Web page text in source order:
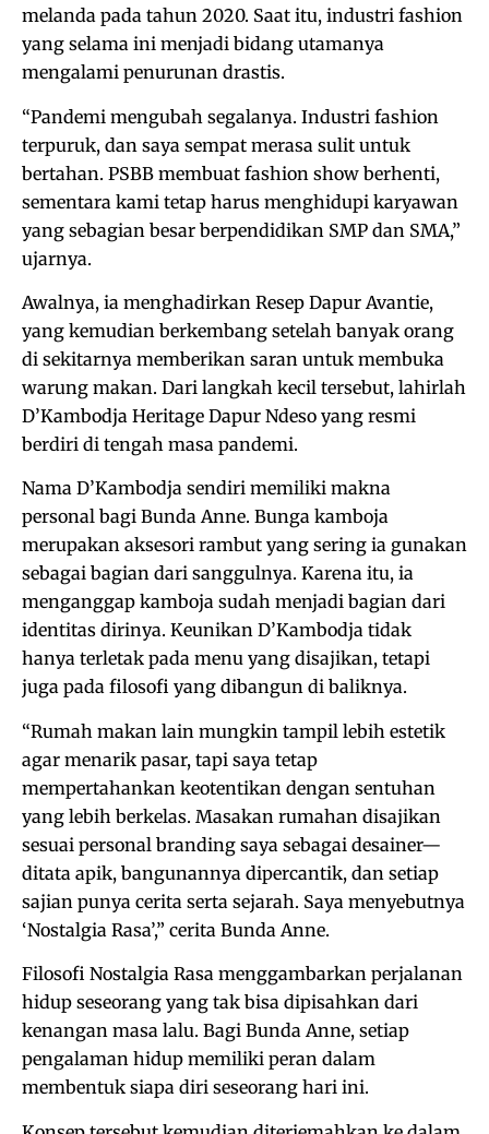
melanda pada tahun 2020. Saat itu, industri fashion
yang selama ini menjadi bidang utamanya
mengalami penurunan drastis.
“Pandemi mengubah segalanya. Industri fashion
terpuruk, dan saya sempat merasa sulit untuk
bertahan. PSBB membuat fashion show berhenti,
sementara kami tetap harus menghidupi karyawan
yang sebagian besar berpendidikan SMP dan SMA,”
ujarnya.
Awalnya, ia menghadirkan Resep Dapur Avantie,
yang kemudian berkembang setelah banyak orang
di sekitarnya memberikan saran untuk membuka
warung makan. Dari langkah kecil tersebut, lahirlah
D’Kambodja Heritage Dapur Ndeso yang resmi
berdiri di tengah masa pandemi.
Nama D’Kambodja sendiri memiliki makna
personal bagi Bunda Anne. Bunga kamboja
merupakan aksesori rambut yang sering ia gunakan
sebagai bagian dari sanggulnya. Karena itu, ia
menganggap kamboja sudah menjadi bagian dari
identitas dirinya. Keunikan D’Kambodja tidak
hanya terletak pada menu yang disajikan, tetapi
juga pada filosofi yang dibangun di baliknya.
“Rumah makan lain mungkin tampil lebih estetik
agar menarik pasar, tapi saya tetap
mempertahankan keotentikan dengan sentuhan
yang lebih berkelas. Masakan rumahan disajikan
sesuai personal branding saya sebagai desainer—
ditata apik, bangunannya dipercantik, dan setiap
sajian punya cerita serta sejarah. Saya menyebutnya
‘Nostalgia Rasa’,” cerita Bunda Anne.
Filosofi Nostalgia Rasa menggambarkan perjalanan
hidup seseorang yang tak bisa dipisahkan dari
kenangan masa lalu. Bagi Bunda Anne, setiap
pengalaman hidup memiliki peran dalam
membentuk siapa diri seseorang hari ini.